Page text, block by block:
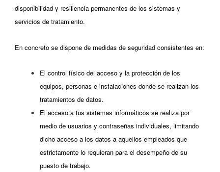
disponibilidad y resiliencia permanentes de los sistemas y
servicios de tratamiento.
En concreto se dispone de medidas de seguridad consistentes en:
El control físico del acceso y la protección de los
equipos, personas e instalaciones donde se realizan los
tratamientos de datos.
El acceso a tus sistemas informáticos se realiza por
medio de usuarios y contraseñas individuales, limitando
dicho acceso a los datos a aquellos empleados que
estrictamente lo requieran para el desempeño de su
puesto de trabajo.